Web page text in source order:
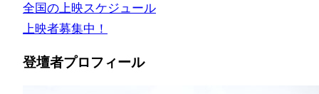
全国の上映スケジュール
上映者募集中！
登壇者プロフィール